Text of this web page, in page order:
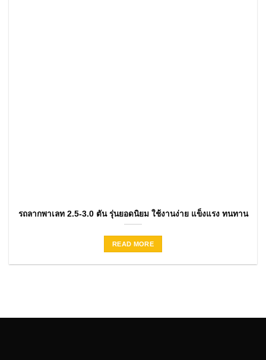
รถลากพาเลท 2.5-3.0 ตัน รุ่นยอดนิยม ใช้งานง่าย แข็งแรง ทนทาน
READ MORE